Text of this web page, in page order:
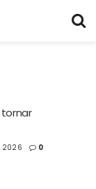
tornar
2026 0